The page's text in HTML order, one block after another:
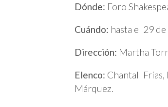
Dónde: Foro
Cuándo: hasta el 29
Dirección: Martha
Elenco: Chantall
Márquez.